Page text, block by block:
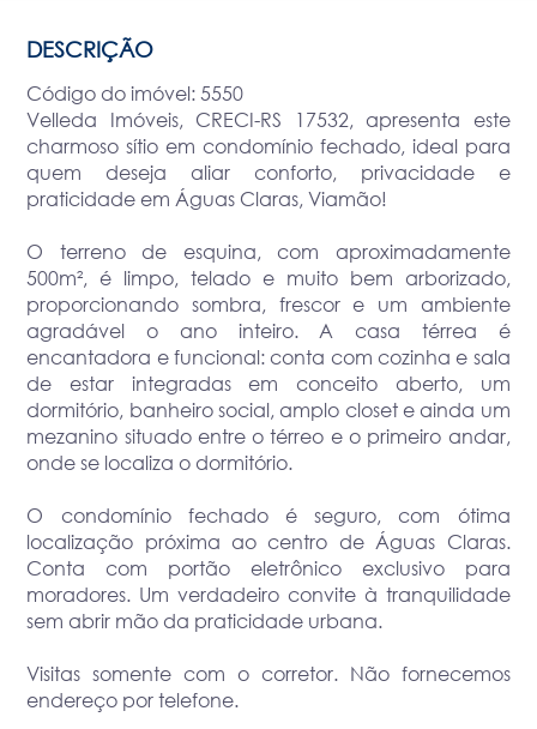
DESCRIÇÃO
Código do imóvel: 5550
Velleda Imóveis, CRECI-RS 17532, apresenta este
charmoso sítio em condomínio fechado, ideal para
quem deseja aliar conforto, privacidade e
praticidade em Águas Claras, Viamão!
O terreno de esquina, com aproximadamente
500m², é limpo, telado e muito bem arborizado,
proporcionando sombra, frescor e um ambiente
agradável o ano inteiro. A casa térrea é
encantadora e funcional: conta com cozinha e sala
de estar integradas em conceito aberto, um
dormitório, banheiro social, amplo closet e ainda um
mezanino situado entre o térreo e o primeiro andar,
onde se localiza o dormitório.
O condomínio fechado é seguro, com ótima
localização próxima ao centro de Águas Claras.
Conta com portão eletrônico exclusivo para
moradores. Um verdadeiro convite à tranquilidade
sem abrir mão da praticidade urbana.
Visitas somente com o corretor. Não fornecemos
endereço por telefone.